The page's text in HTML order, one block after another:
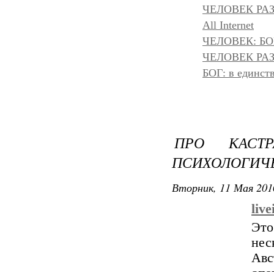
ЧЕЛОВЕК
All Internet
ЧЕЛОВЕК:
ЧЕЛОВЕК
БОГ: в
ПРО
Вторник, 11 Мая